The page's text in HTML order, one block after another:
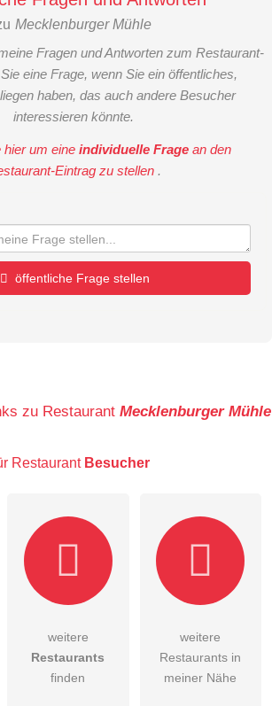
Mecklenburger Mühle
Fragen und Antworten zum Restaurant-
eine Frage, wenn Sie ein öffentliches,
haben, das auch andere Besucher
interessieren könnte.
hier um eineindividuelle Frage an den
Eintrag zu stellen .
öffentliche Frage stellen
nicht veröffentlicht)
ich dieAGB
habe ich zur Kenntnis genommen.
zu Restaurant Mecklenburger Mühle
Restaurant Besucher
weitere
Restaurants
finden
weitere
Restaurants in
meiner Nähe